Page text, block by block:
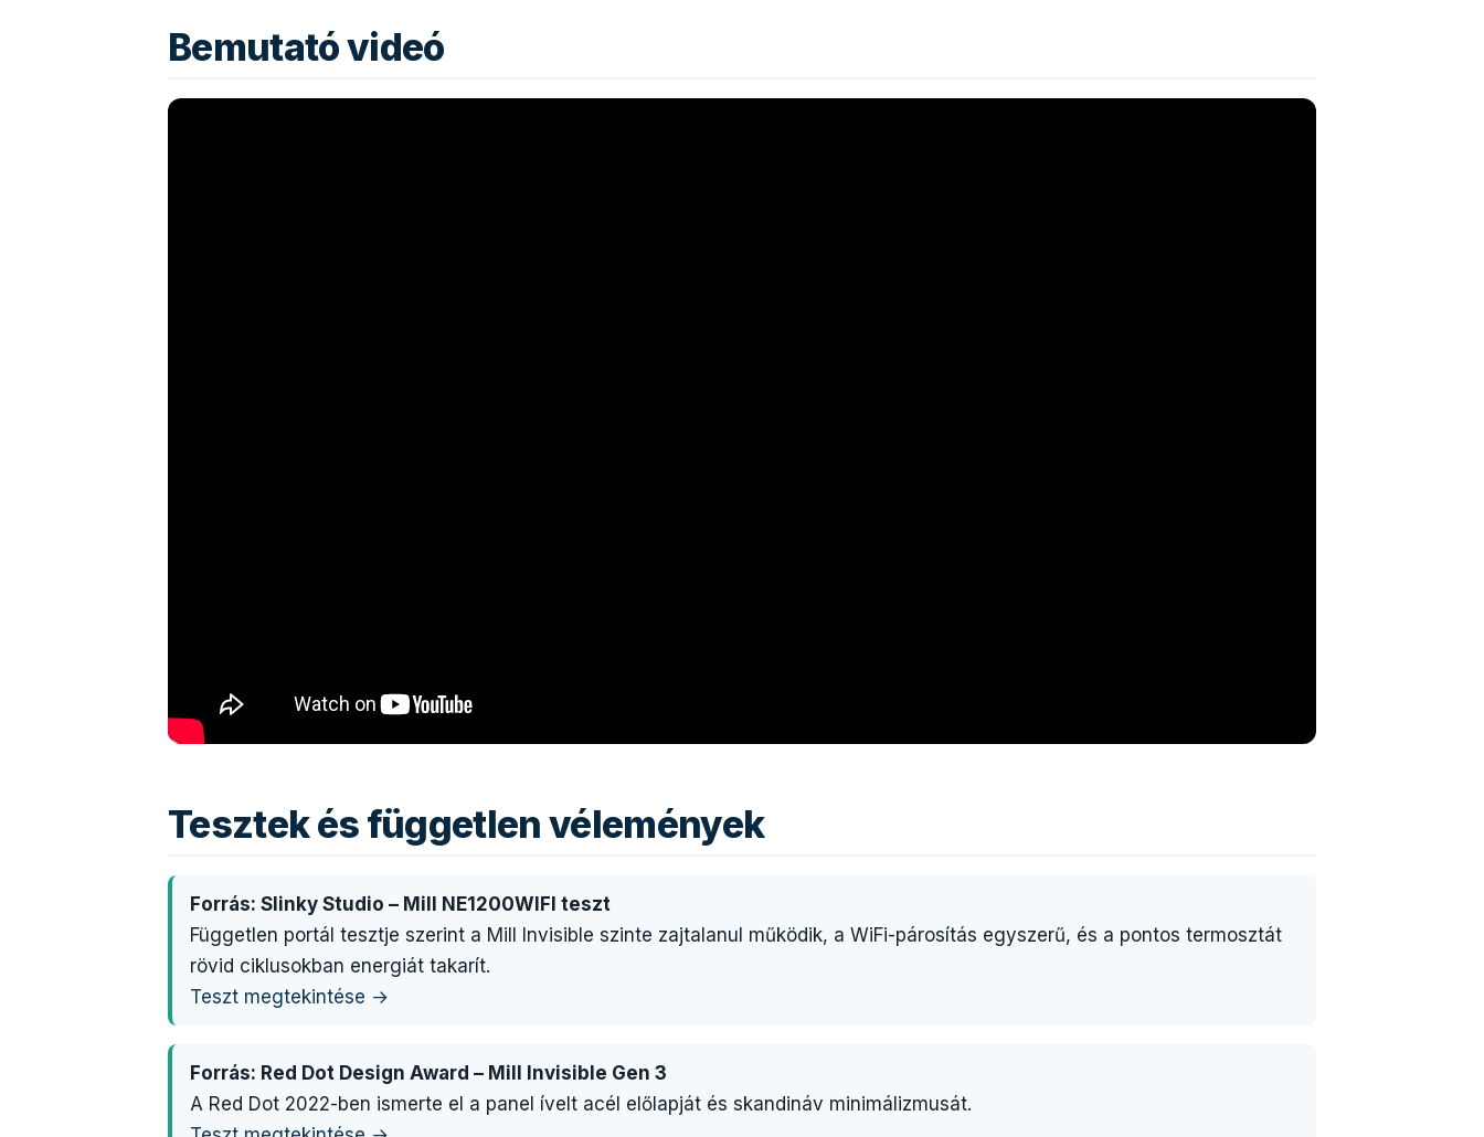
Bemutató videó
Tesztek és független vélemények
Forrás: Slinky Studio – Mill NE1200WIFI teszt
Független portál tesztje szerint a Mill Invisible szinte zajtalanul működik, a WiFi-párosítás egyszerű, és a pontos termosztát
rövid ciklusokban energiát takarít.
Teszt megtekintése →
Forrás: Red Dot Design Award – Mill Invisible Gen 3
A Red Dot 2022-ben ismerte el a panel ívelt acél előlapját és skandináv minimálizmusát.